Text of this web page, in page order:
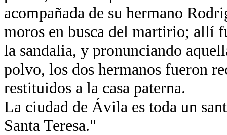
acompañada de su hermano
moros en busca del martirio; allí
la sandalia, y pronunciando
polvo, los dos hermanos fueron
restituidos a la casa paterna.
La ciudad de Ávila es toda un
Santa Teresa."